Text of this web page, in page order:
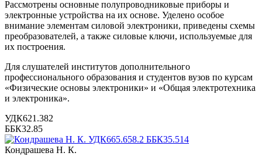
Рассмотрены основные полупроводниковые приборы и
электронные устройства на их основе. Уделено особое
внимание элементам силовой электроники, приведены схемы
преобразователей, а также силовые ключи, используемые для
их построения.
Для слушателей институтов дополнительного
профессионального образования и студентов вузов по курсам
«Физические основы электроники» и «Общая электротехника
и электроника».
УДК621.382
ББК32.85
Кондрашева Н. К.